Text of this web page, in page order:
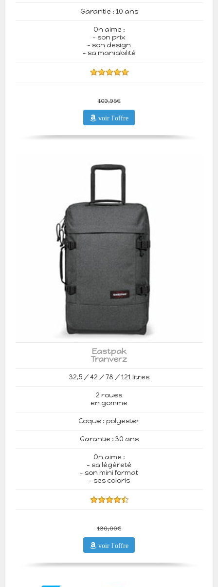
Garantie : 10 ans
On aime :
- son prix
- son design
- sa maniabilité
109,95€
voir l'offre
Eastpak
Tranverz
32,5 / 42 / 78 / 121 litres
2 roues
en gomme
Coque : polyester
Garantie : 30 ans
On aime :
- sa légèreté
- son mini format
- ses coloris
130,00€
voir l'offre